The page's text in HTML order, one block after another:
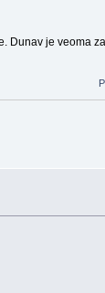
Dunav je veoma